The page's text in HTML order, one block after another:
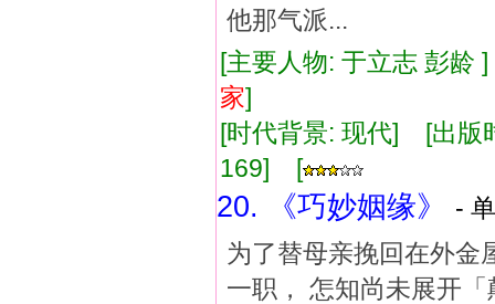
他那气派...
[主要人物: 于立志 彭
家]
[时代背景: 现代] [出
169] [
20. 《巧妙姻缘》
-
为了替母亲挽回在外金
一职， 怎知尚未展开